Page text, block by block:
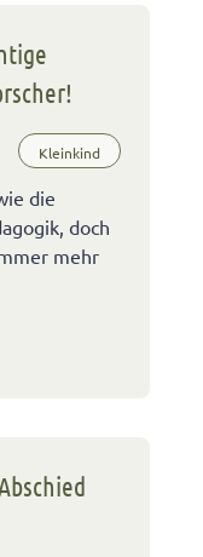
Kleinkind
die
doch
mehr